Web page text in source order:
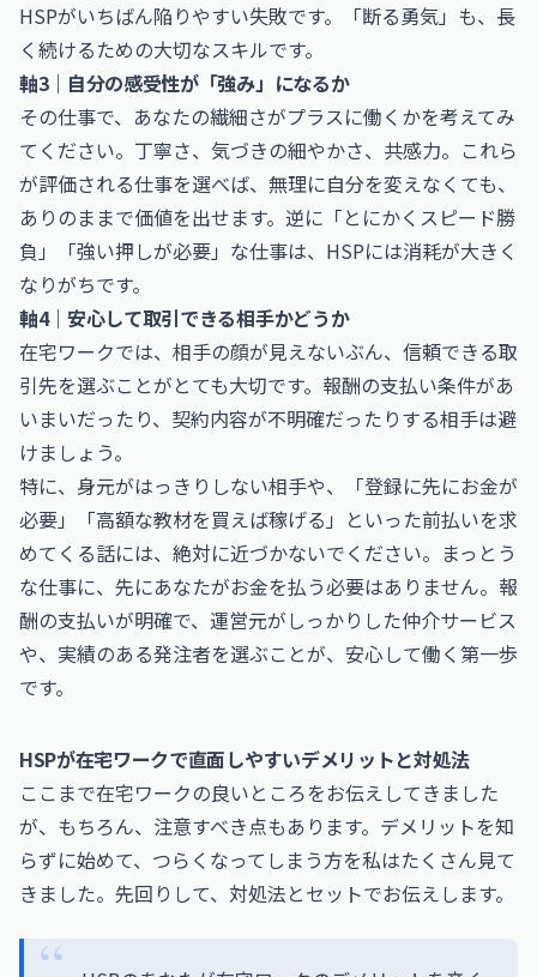
HSPがいちばん陥りやすい失敗です。「断る勇気」も、長
く続けるための大切なスキルです。
軸3｜自分の感受性が「強み」になるか
その仕事で、あなたの繊細さがプラスに働くかを考えてみ
てください。丁寧さ、気づきの細やかさ、共感力。これら
が評価される仕事を選べば、無理に自分を変えなくても、
ありのままで価値を出せます。逆に「とにかくスピード勝
負」「強い押しが必要」な仕事は、HSPには消耗が大きく
なりがちです。
軸4｜安心して取引できる相手かどうか
在宅ワークでは、相手の顔が見えないぶん、信頼できる取
引先を選ぶことがとても大切です。報酬の支払い条件があ
いまいだったり、契約内容が不明確だったりする相手は避
けましょう。
特に、身元がはっきりしない相手や、「登録に先にお金が
必要」「高額な教材を買えば稼げる」といった前払いを求
めてくる話には、絶対に近づかないでください。まっとう
な仕事に、先にあなたがお金を払う必要はありません。報
酬の支払いが明確で、運営元がしっかりした仲介サービス
や、実績のある発注者を選ぶことが、安心して働く第一歩
です。
HSPが在宅ワークで直面しやすいデメリットと対処法
ここまで在宅ワークの良いところをお伝えしてきました
が、もちろん、注意すべき点もあります。デメリットを知
らずに始めて、つらくなってしまう方を私はたくさん見て
きました。先回りして、対処法とセットでお伝えします。